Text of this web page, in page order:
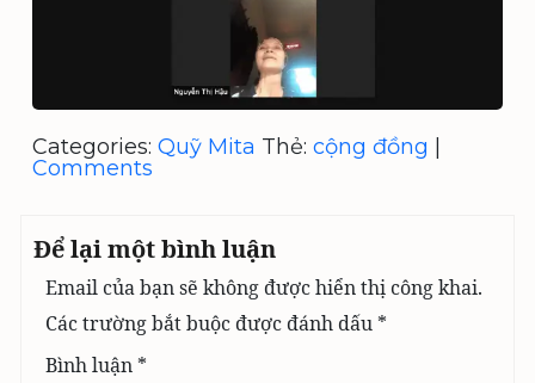
Categories: Quỹ Mita Thẻ: cộng đồng
Comments
Để lại một bình luận
Email của bạn sẽ không được hiển thị công khai.
Các trường bắt buộc được đánh dấu *
Bình luận *